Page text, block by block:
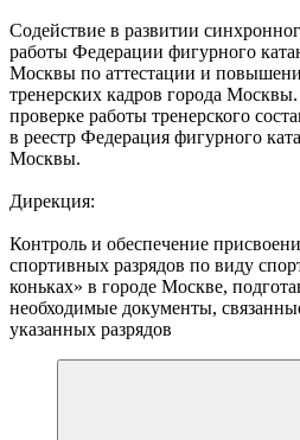
Содействие в развитии
работы Федерации фигурного
Москвы по аттестации и
тренерских кадров города
проверке работы тренерского
в реестр Федерация фигурного
Москвы.
Дирекция:
Контроль и обеспечение
спортивных разрядов по виду
коньках» в городе Москве,
необходимые документы,
указанных разрядов